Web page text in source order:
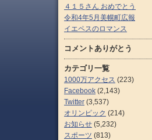
４１５さん おめでとう
令和4年5月美幌町広報
イエペスのロマンス
コメントありがとう
カテゴリ一覧
1000万アクセス (223)
Facebook (2,143)
Twitter (3,537)
オリンピック (214)
お知らせ (5,232)
スポーツ (813)